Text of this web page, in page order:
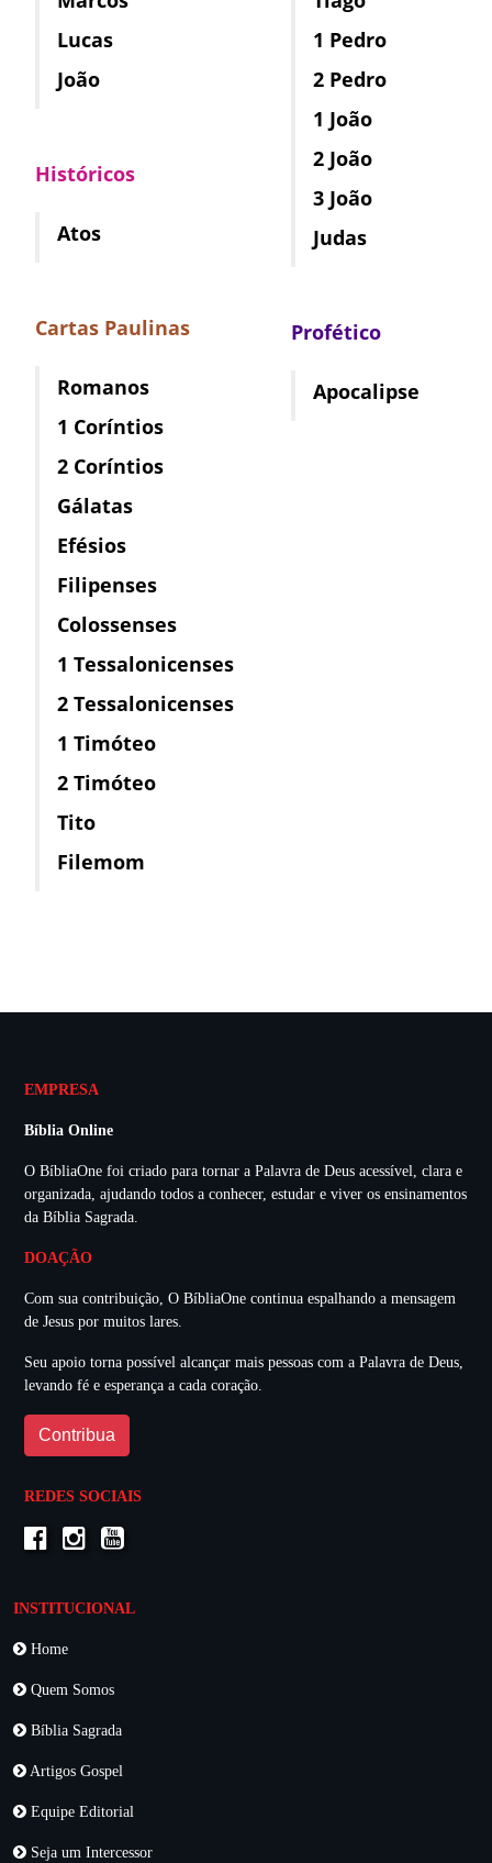
Lucas
João
Históricos
Atos
Cartas Paulinas
Romanos
1 Coríntios
2 Coríntios
Gálatas
Efésios
Filipenses
Colossenses
1 Tessalonicenses
2 Tessalonicenses
1 Timóteo
2 Timóteo
Tito
Filemom
1 Pedro
2 Pedro
1 João
2 João
3 João
Judas
Profético
Apocalipse
EMPRESA
Bíblia Online
O BíbliaOne foi criado para tornar a Palavra de Deus acessível, clara e
organizada, ajudando todos a conhecer, estudar e viver os ensinamentos
da Bíblia Sagrada.
DOAÇÃO
Com sua contribuição, O BíbliaOne continua espalhando a mensagem
de Jesus por muitos lares.
Seu apoio torna possível alcançar mais pessoas com a Palavra de Deus,
levando fé e esperança a cada coração.
Contribua
REDES SOCIAIS
INSTITUCIONAL
Home
Quem Somos
Bíblia Sagrada
Artigos Gospel
Equipe Editorial
Seja um Intercessor